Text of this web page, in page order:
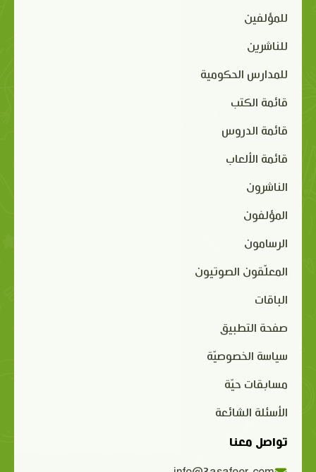
للمؤلفين
للناشرين
للمدارس الحكومية
قائمة الكتب
قائمة الدروس
قائمة الألعاب
الناشرون
المؤلفون
الرسامون
المعلّقون الصوتيون
الباقات
صفحة التطبيق
سياسة الخصوصيّة
مسابقات حيّة
الأسئلة الشائعة
تواصل معنا